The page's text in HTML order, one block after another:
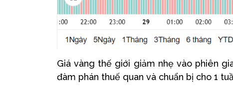
Giá vàng thế giới giảm nhẹ vào phiên
đàm phán thuế quan và chuẩn bị cho 1